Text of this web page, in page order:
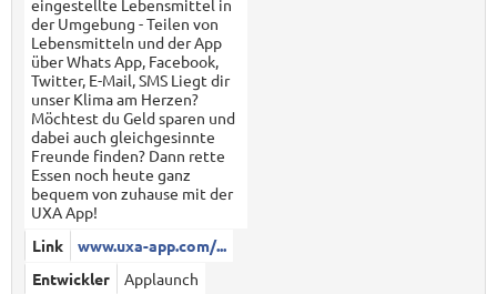
eingestellte Lebensmittel in
der Umgebung - Teilen von
Lebensmitteln und der App
über Whats App, Facebook,
Twitter, E-Mail, SMS Liegt dir
unser Klima am Herzen?
Möchtest du Geld sparen und
dabei auch gleichgesinnte
Freunde finden? Dann rette
Essen noch heute ganz
bequem von zuhause mit der
UXA App!
Link
www.uxa-app.com/...
Entwickler
Applaunch